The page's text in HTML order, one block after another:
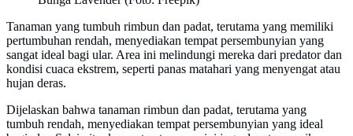
Tanaman yang tumbuh rimbun dan padat, terutama yang memiliki
pertumbuhan rendah, menyediakan tempat persembunyian yang
sangat ideal bagi ular. Area ini melindungi mereka dari predator dan
kondisi cuaca ekstrem, seperti panas matahari yang menyengat atau
hujan deras.
Dijelaskan bahwa tanaman rimbun dan padat, terutama yang
tumbuh rendah, menyediakan tempat persembunyian yang ideal